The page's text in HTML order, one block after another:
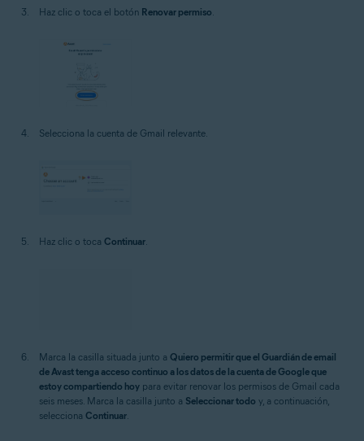
Haz clic o toca el botón Renovar permiso.
Selecciona la cuenta de Gmail relevante.
Haz clic o toca Continuar
Marca la casilla situada junto a Quiero permitir que el Guardián de email
de Avast tenga acceso continuo a los datos de la cuenta de Google que
estoy compartiendo hoy para evitar renovar los permisos de Gmail cada
seis meses. Marca la casilla junto a Seleccionar todo y, a continuación,
selecciona Continuar